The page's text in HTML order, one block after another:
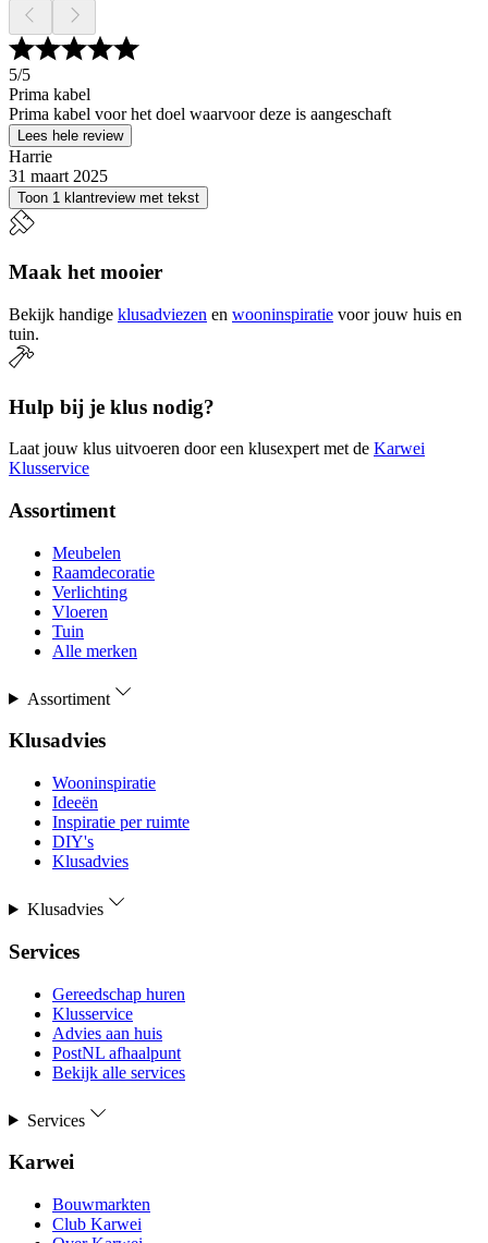
5/5
Prima kabel
Prima kabel voor het doel waarvoor deze is aangeschaft
Lees hele review
Harrie
31 maart 2025
Toon 1 klantreview met tekst
Maak het mooier
Bekijk handige klusadviezen en wooninspiratie voor jouw huis en
tuin.
Hulp bij je klus nodig?
Laat jouw klus uitvoeren door een klusexpert met de Karwei
Klusservice
Assortiment
Meubelen
Raamdecoratie
Verlichting
Vloeren
Tuin
Alle merken
Assortiment
Klusadvies
Wooninspiratie
Ideeën
Inspiratie per ruimte
DIY's
Klusadvies
Klusadvies
Services
Gereedschap huren
Klusservice
Advies aan huis
PostNL afhaalpunt
Bekijk alle services
Services
Karwei
Bouwmarkten
Club Karwei